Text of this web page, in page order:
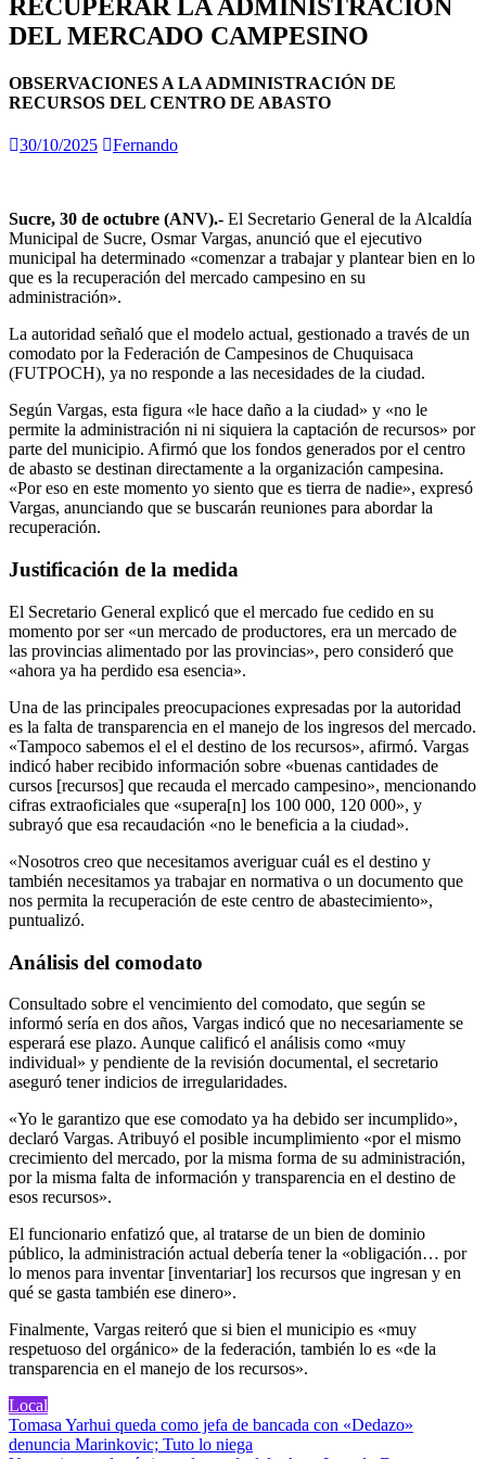
RECUPERAR LA ADMINISTRACIÓN
DEL MERCADO CAMPESINO
OBSERVACIONES A LA ADMINISTRACIÓN DE
RECURSOS DEL CENTRO DE ABASTO
30/10/2025 Fernando
Sucre, 30 de octubre (ANV).- El Secretario General de la Alcaldía
Municipal de Sucre, Osmar Vargas, anunció que el ejecutivo
municipal ha determinado «comenzar a trabajar y plantear bien en lo
que es la recuperación del mercado campesino en su
administración».
La autoridad señaló que el modelo actual, gestionado a través de un
comodato por la Federación de Campesinos de Chuquisaca
(FUTPOCH), ya no responde a las necesidades de la ciudad.
Según Vargas, esta figura «le hace daño a la ciudad» y «no le
permite la administración ni ni siquiera la captación de recursos» por
parte del municipio. Afirmó que los fondos generados por el centro
de abasto se destinan directamente a la organización campesina.
«Por eso en este momento yo siento que es tierra de nadie», expresó
Vargas, anunciando que se buscarán reuniones para abordar la
recuperación.
Justificación de la medida
El Secretario General explicó que el mercado fue cedido en su
momento por ser «un mercado de productores, era un mercado de
las provincias alimentado por las provincias», pero consideró que
«ahora ya ha perdido esa esencia».
Una de las principales preocupaciones expresadas por la autoridad
es la falta de transparencia en el manejo de los ingresos del mercado.
«Tampoco sabemos el el el destino de los recursos», afirmó. Vargas
indicó haber recibido información sobre «buenas cantidades de
cursos [recursos] que recauda el mercado campesino», mencionando
cifras extraoficiales que «supera[n] los 100 000, 120 000», y
subrayó que esa recaudación «no le beneficia a la ciudad».
«Nosotros creo que necesitamos averiguar cuál es el destino y
también necesitamos ya trabajar en normativa o un documento que
nos permita la recuperación de este centro de abastecimiento»,
puntualizó.
Análisis del comodato
Consultado sobre el vencimiento del comodato, que según se
informó sería en dos años, Vargas indicó que no necesariamente se
esperará ese plazo. Aunque calificó el análisis como «muy
individual» y pendiente de la revisión documental, el secretario
aseguró tener indicios de irregularidades.
«Yo le garantizo que ese comodato ya ha debido ser incumplido»,
declaró Vargas. Atribuyó el posible incumplimiento «por el mismo
crecimiento del mercado, por la misma forma de su administración,
por la misma falta de información y transparencia en el destino de
esos recursos».
El funcionario enfatizó que, al tratarse de un bien de dominio
público, la administración actual debería tener la «obligación… por
lo menos para inventar [inventariar] los recursos que ingresan y en
qué se gasta también ese dinero».
Finalmente, Vargas reiteró que si bien el municipio es «muy
respetuoso del orgánico» de la federación, también lo es «de la
transparencia en el manejo de los recursos».
Local
Navegación
Tomasa Yarhui queda como jefa de bancada con «Dedazo»
denuncia Marinkovic; Tuto lo niega